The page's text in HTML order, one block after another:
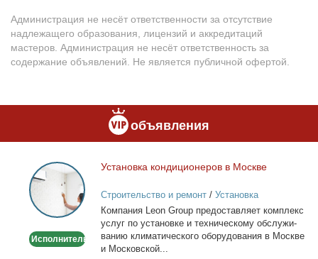
Администрация не несёт ответственности за отсутствие
надлежащего образования, лицензий и аккредитаций
мастеров. Администрация не несёт ответственность за
содержание объявлений. Не является публичной офертой.
объявления
Установка
кондиционеров
в
Москве
Исполнитель
Уста­нов­ка кон­ди­ци­о­не­ров в Москве
Строительство и ремонт/ Установка
кондиционеров
Ком­па­ния Leon Group предо­став­ля­ет ком­плекс
услуг по уста­нов­ке и тех­ни­че­ско­му об­слу­жи­
ва­нию кли­ма­ти­че­ско­го обо­ру­до­ва­ния в Москве
и Мос­ков­ской...